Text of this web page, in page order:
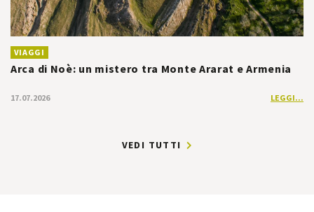
VIAGGI
Arca di Noè: un mistero tra Monte Ararat e Armenia
17.07.2026 LEGGI...
VEDI TUTTI